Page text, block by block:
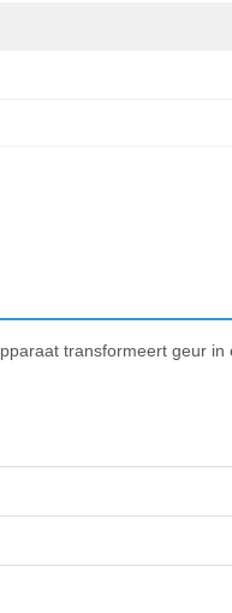
transformeert geur in